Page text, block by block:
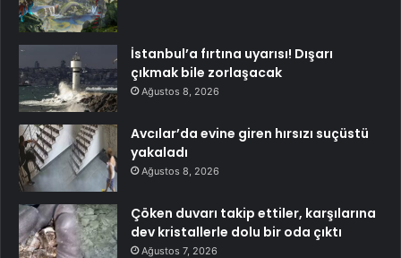
İstanbul’a fırtına uyarısı! Dışarı
çıkmak bile zorlaşacak
Ağustos 8, 2026
Avcılar’da evine giren hırsızı suçüstü
yakaladı
Ağustos 8, 2026
Çöken duvarı takip ettiler, karşılarına
dev kristallerle dolu bir oda çıktı
Ağustos 7, 2026